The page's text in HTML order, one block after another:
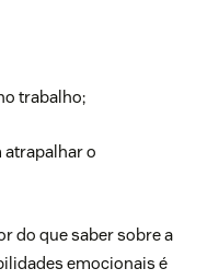
trabalho;
atrapalhar o
do que saber sobre a
emocionais é